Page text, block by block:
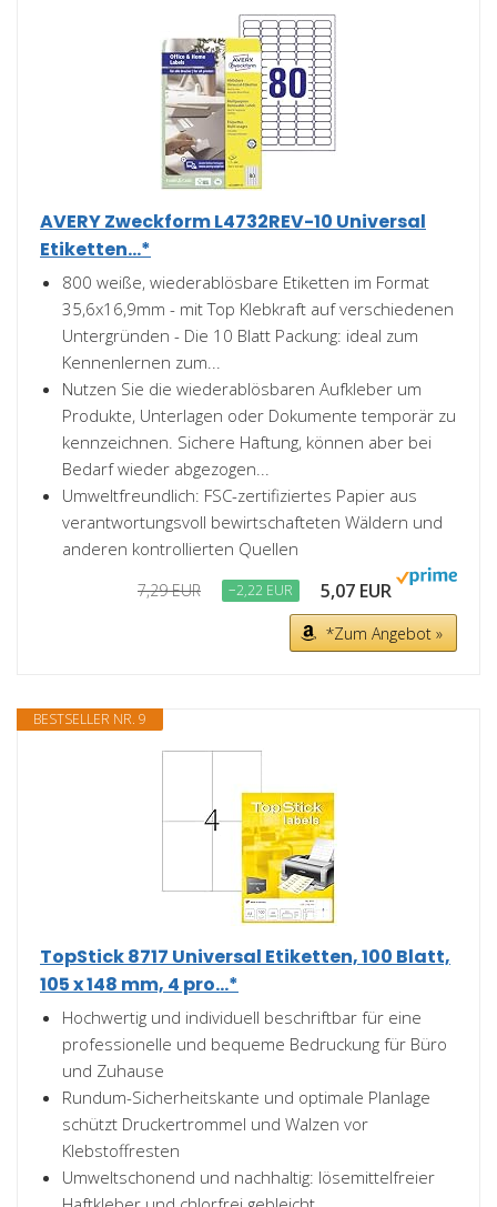
AVERY Zweckform L4732REV-10 Universal
Etiketten...*
800 weiße, wiederablösbare Etiketten im Format
35,6x16,9mm - mit Top Klebkraft auf verschiedenen
Untergründen - Die 10 Blatt Packung: ideal zum
Kennenlernen zum...
Nutzen Sie die wiederablösbaren Aufkleber um
Produkte, Unterlagen oder Dokumente temporär zu
kennzeichnen. Sichere Haftung, können aber bei
Bedarf wieder abgezogen...
Umweltfreundlich: FSC-zertifiziertes Papier aus
verantwortungsvoll bewirtschafteten Wäldern und
anderen kontrollierten Quellen
7,29 EUR −2,22 EUR 5,07 EUR
*Zum Angebot »
BESTSELLER NR. 9
TopStick 8717 Universal Etiketten, 100 Blatt,
105 x 148 mm, 4 pro...*
Hochwertig und individuell beschriftbar für eine
professionelle und bequeme Bedruckung für Büro
und Zuhause
Rundum-Sicherheitskante und optimale Planlage
schützt Druckertrommel und Walzen vor
Klebstoffresten
Umweltschonend und nachhaltig: lösemittelfreier